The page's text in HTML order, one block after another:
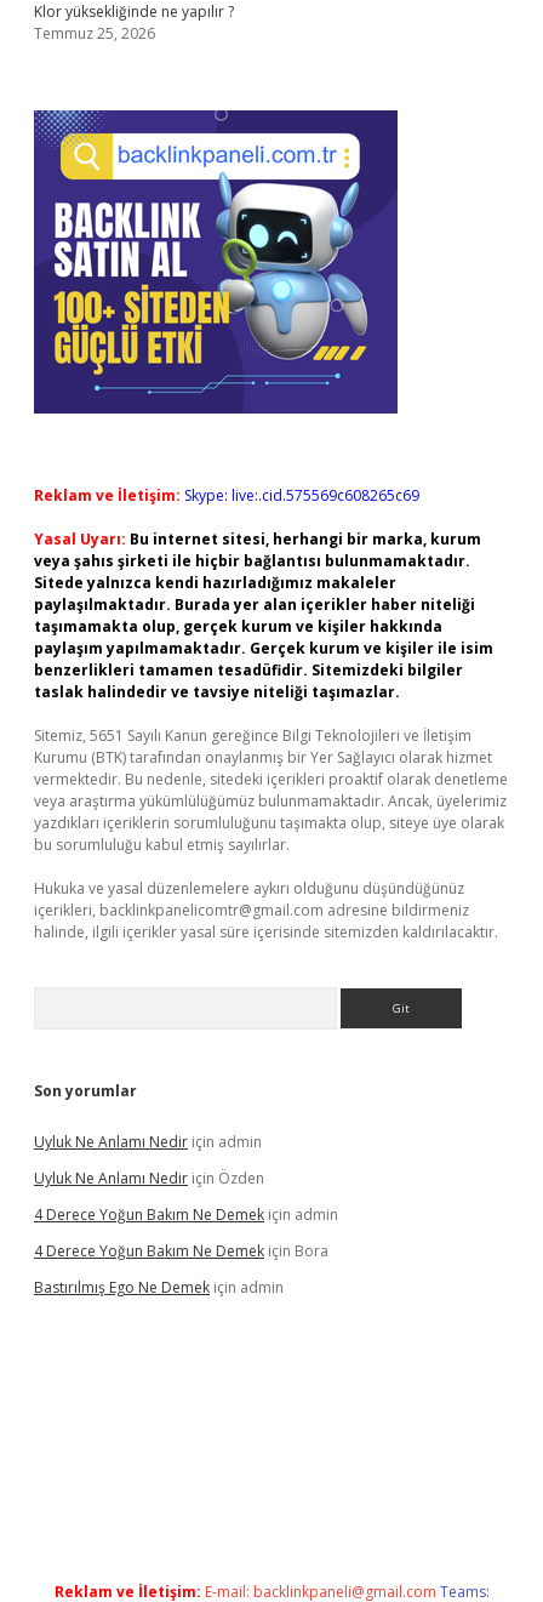
Klor yüksekliğinde ne yapılır ?
Temmuz 25, 2026
Reklam ve İletişim: Skype: live:.cid.575569c608265c69
Yasal Uyarı: Bu internet sitesi, herhangi bir marka, kurum
veya şahıs şirketi ile hiçbir bağlantısı bulunmamaktadır.
Sitede yalnızca kendi hazırladığımız makaleler
paylaşılmaktadır. Burada yer alan içerikler haber niteliği
taşımamakta olup, gerçek kurum ve kişiler hakkında
paylaşım yapılmamaktadır. Gerçek kurum ve kişiler ile isim
benzerlikleri tamamen tesadüfidir. Sitemizdeki bilgiler
taslak halindedir ve tavsiye niteliği taşımazlar.
Sitemiz, 5651 Sayılı Kanun gereğince Bilgi Teknolojileri ve İletişim
Kurumu (BTK) tarafından onaylanmış bir Yer Sağlayıcı olarak hizmet
vermektedir. Bu nedenle, sitedeki içerikleri proaktif olarak denetleme
veya araştırma yükümlülüğümüz bulunmamaktadır. Ancak, üyelerimiz
yazdıkları içeriklerin sorumluluğunu taşımakta olup, siteye üye olarak
bu sorumluluğu kabul etmiş sayılırlar.
Hukuka ve yasal düzenlemelere aykırı olduğunu düşündüğünüz
içerikleri, backlinkpanelicomtr@gmail.com adresine bildirmeniz
halinde, ilgili içerikler yasal süre içerisinde sitemizden kaldırılacaktır.
Son yorumlar
Uyluk Ne Anlamı Nedir için admin
Uyluk Ne Anlamı Nedir için Özden
4 Derece Yoğun Bakım Ne Demek için admin
4 Derece Yoğun Bakım Ne Demek için Bora
Bastırılmış Ego Ne Demek için admin
Reklam ve İletişim: E-mail: backlinkpaneli@gmail.com Teams: